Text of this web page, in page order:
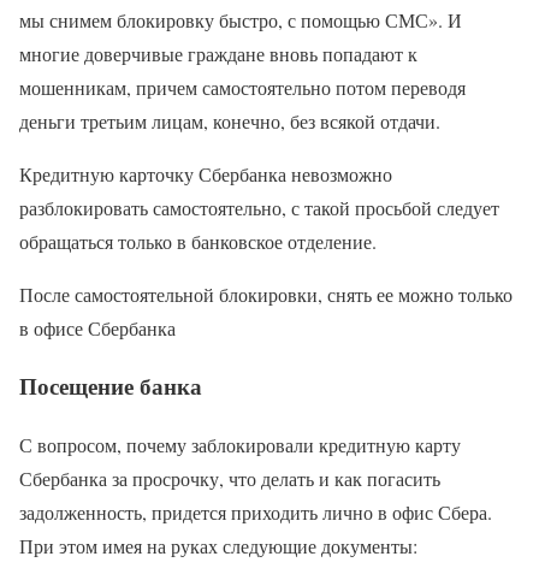
мы снимем блокировку быстро, с помощью СМС». И
многие доверчивые граждане вновь попадают к
мошенникам, причем самостоятельно потом переводя
деньги третьим лицам, конечно, без всякой отдачи.
Кредитную карточку Сбербанка невозможно
разблокировать самостоятельно, с такой просьбой следует
обращаться только в банковское отделение.
После самостоятельной блокировки, снять ее можно только
в офисе Сбербанка
Посещение банка
С вопросом, почему заблокировали кредитную карту
Сбербанка за просрочку, что делать и как погасить
задолженность, придется приходить лично в офис Сбера.
При этом имея на руках следующие документы: